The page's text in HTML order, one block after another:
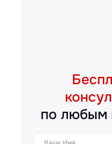
по любым